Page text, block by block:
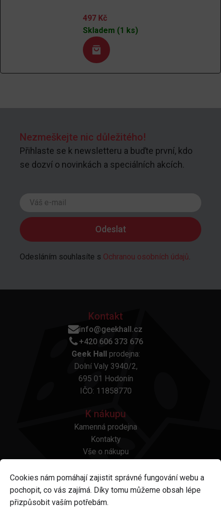
497 Kč
Skladem (1 ks)
Nezmeškejte nic důležitého!
Přihlaste se k newsletteru a buďte první, kdo
se dozví o novinkách a speciálních akcích.
Odesláním souhlasíte s Ochranou osobních údajů
Kontakt
info@geekhall.cz
+420 606 373 676
Geek Hall prodejna:
Dolní Valy 3940/2,
695 01 Hodonín
IČO: 11858770
K nákupu
Kamenná prodejna
Kontakty
Vše o nákupu
Platba a doprava
Reklamace a vrácení
Obchodní podmínky
Cookies nám pomáhají zajistit správné fungování webu a
pochopit, co vás zajímá. Díky tomu můžeme obsah lépe
přizpůsobit vaším potřebám.